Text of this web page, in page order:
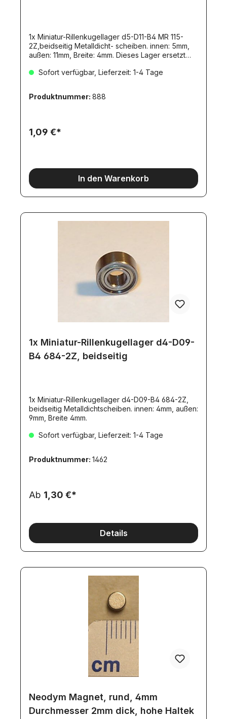
1x Miniatur-Rillenkugellager d5-D11-B4 MR 115-
2Z,beidseitig Metalldicht- scheiben. innen: 5mm,
außen: 11mm, Breite: 4mm. Dieses Lager ersetzt
Tamiya-Bausätzen. Es hat identische
Ebenso kann das Teil BM1 vollwertig ersetzt
werden.
Sofort verfügbar, Lieferzeit: 1-4 Tage
Produktnummer: 888
1,09 €*
In den Warenkorb
1x Miniatur-Rillenkugellager d4-D09-
B4 684-2Z, beidseitig
1x Miniatur-Rillenkugellager d4-D09-B4 684-2Z,
beidseitig Metalldichtscheiben. innen: 4mm, außen:
9mm, Breite 4mm.
Sofort verfügbar, Lieferzeit: 1-4 Tage
Produktnummer: 1462
Ab 1,30 €*
Details
Neodym Magnet, rund, 4mm
Durchmesser 2mm dick, hohe Haltek